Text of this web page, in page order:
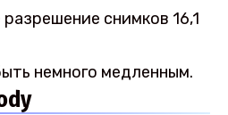
снимков 16,1
немного медленным.